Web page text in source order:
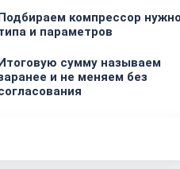
компрессор
и параметров
сумму называем
и не меняем без